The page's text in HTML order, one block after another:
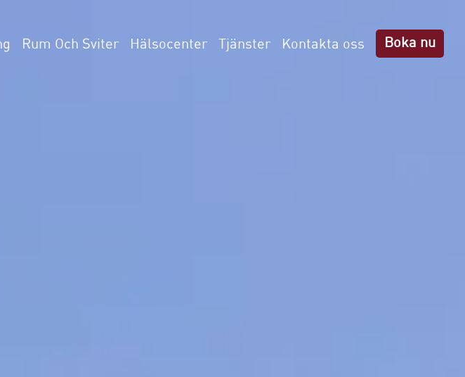
Rum Och Sviter Hälsocenter Tjänster Kontakta oss Boka nu